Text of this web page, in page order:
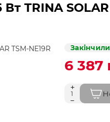
TRINA SOLAR
6 387